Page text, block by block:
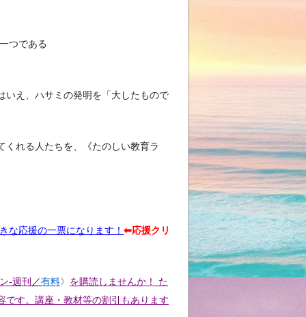
つである
え、ハサミの発明を「大したもので
れる人たちを、《たのしい教育ラ
な応援の一票になります！ ⬅︎応援クリ
-週刊 ／有料〉 を購読しませんか！ た
です。講座・教材等の割引もあります